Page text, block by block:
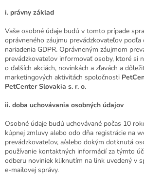
i. právny základ
Vaše osobné údaje budú v tomto prípade
oprávneného záujmu prevádzkovateľov
nariadenia GDPR. Oprávneným záujmom
prevádzkovateľov informovať osoby, ktoré si
o ďalších akciách, novinkách a zľavách a
marketingových aktivitách spoločnosti
PetCenter Slovakia s. r. o.
ii. doba uchovávania osobných údajov
Osobné údaje budú uchovávané počas 10
kúpnej zmluvy alebo odo dňa registrácie na
prevádzkovateľov, a/alebo dokým dotknutá
používanie kontaktných informácií za týmto
odberu noviniek kliknutím na link uvedený v
e-mailovej správy.